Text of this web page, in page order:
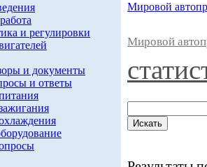
и регулировки
и документы
и ответы
Мировой
Мировой